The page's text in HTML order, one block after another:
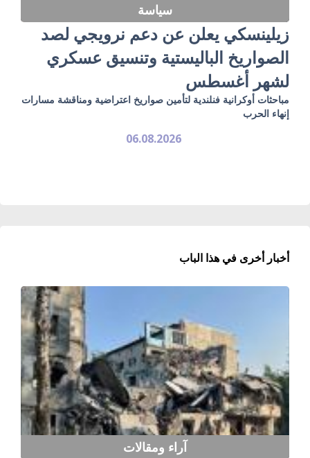
سياسة
زيلينسكي يعلن عن دعم نرويجي لصد
الصواريخ الباليستية وتنسيق عسكري
لشهر أغسطس
مباحثات أوكرانية فنلندية لتأمين صواريخ اعتراضية ومناقشة مسارات
إنهاء الحرب
06.08.2026
أخبار أخرى في هذا الباب
آراء ومقالات